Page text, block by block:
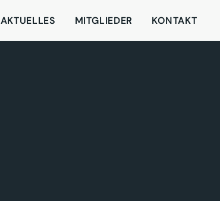
AKTUELLES MITGLIEDER KONTAKT